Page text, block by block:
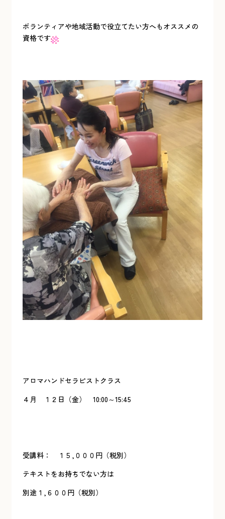
ボランティアや地域活動で役立てたい方へもオススメの
資格です
アロマハンドセラピストクラス
４月 １２日（金） 10:00～15:45
受講料： １５,０００円（税別）
テキストをお持ちでない方は
別途１,６００円（税別）